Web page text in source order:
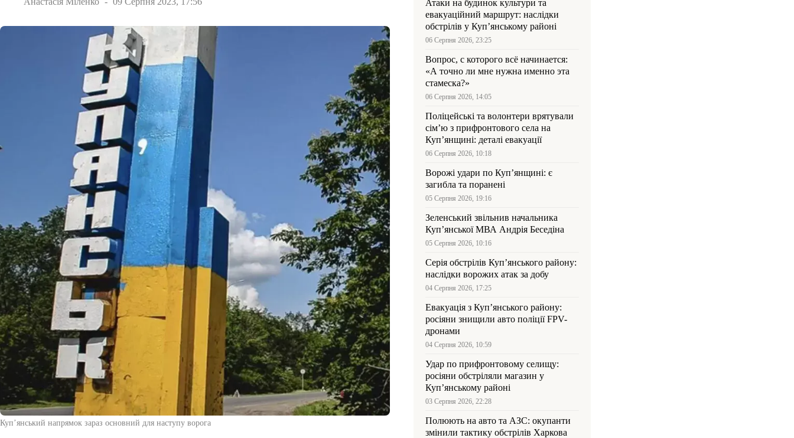
Куп’янський напрямок зараз основний для наступу ворога
Атаки на будинок культури та
евакуаційний маршрут: наслідки
обстрілів у Куп’янському районі
06 Серпня 2026, 23:25
Вопрос, с которого всё начинается:
«А точно ли мне нужна именно эта
стамеска?»
06 Серпня 2026, 14:05
Поліцейські та волонтери врятували
сім’ю з прифронтового села на
Куп’янщині: деталі евакуації
06 Серпня 2026, 10:18
Ворожі удари по Куп’янщині: є
загибла та поранені
05 Серпня 2026, 19:16
Зеленський звільнив начальника
Купʼянської МВА Андрія Беседіна
05 Серпня 2026, 10:16
Серія обстрілів Куп’янського району:
наслідки ворожих атак за добу
04 Серпня 2026, 17:25
Евакуація з Куп’янського району:
росіяни знищили авто поліції FPV-
дронами
04 Серпня 2026, 10:59
Удар по прифронтовому селищу:
росіяни обстріляли магазин у
Куп’янському районі
03 Серпня 2026, 22:28
Полюють на авто та АЗС: окупанти
змінили тактику обстрілів Харкова